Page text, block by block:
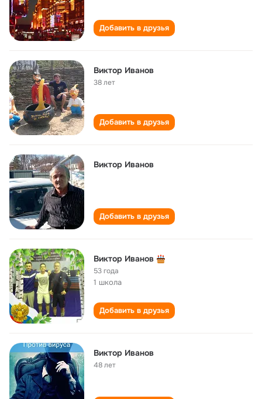
Добавить в друзья
Виктор Иванов
38 лет
Добавить в друзья
Виктор Иванов
Добавить в друзья
Виктор Иванов
53 года
1 школа
Добавить в друзья
Виктор Иванов
48 лет